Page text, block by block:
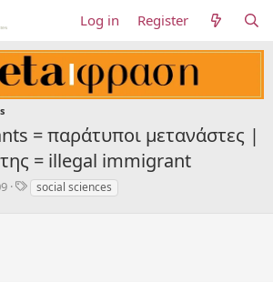
Log in Register
= παράτυποι μετανάστες |
= illegal immigrant
Tsocial sciences